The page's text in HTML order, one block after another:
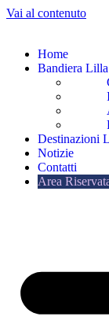
Vai al contenuto
Home
Bandiera Lilla
Destinazioni
Notizie
Contatti
Area